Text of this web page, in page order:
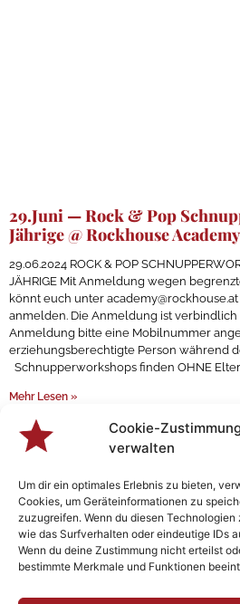
Cookie-
verwalten
Um dir ein optimales Erlebnis zu bieten,
Cookies, um Geräteinformationen zu
zuzugreifen. Wenn du diesen
wie das Surfverhalten oder eindeutige IDs
Wenn du deine Zustimmung nicht erteilst
bestimmte Merkmale und Funktionen
29.Juni — Rock & Pop
Jährige @ Rockhouse Academy
29.06.2024 ROCK & POP
JÄHRIGE Mit Anmeldung wegen
könnt euch unter
anmelden. Die Anmeldung ist
Anmeldung bitte eine Mobilnummer
erziehungsberechtigte Person während
Schnupperworkshops finden OHNE
Mehr Lesen »
Mehr Laden